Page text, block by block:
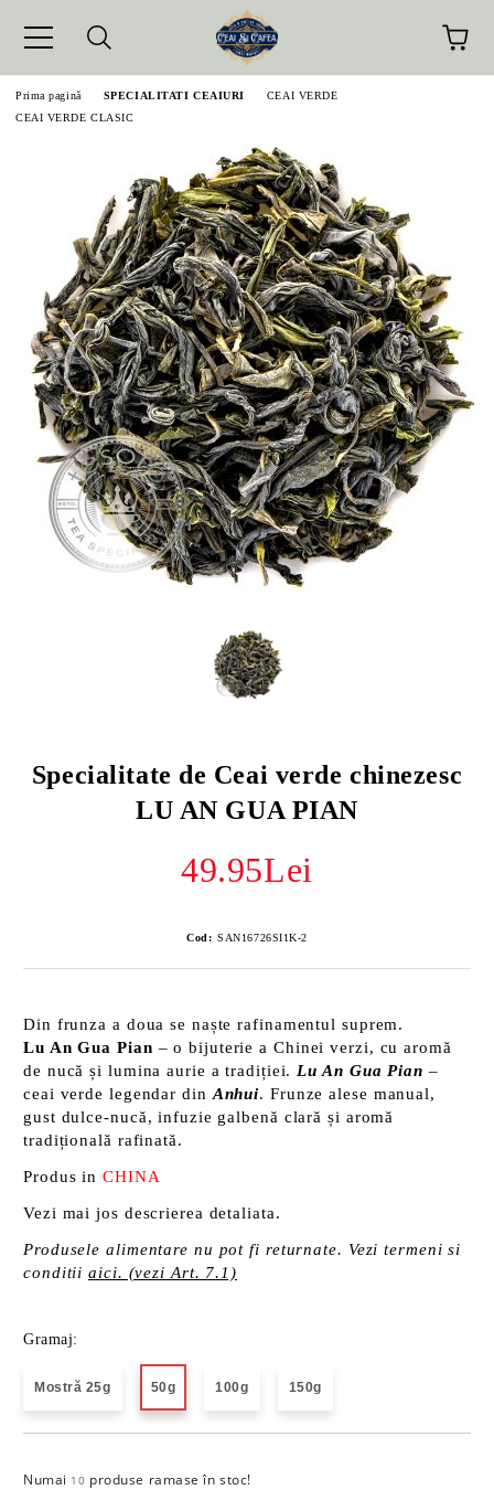
Prima pagină SPECIALITATI CEAIURI
CEAI VERDE
CEAI VERDE CLASIC
Specialitate de Ceai verde chinezesc
LU AN GUA PIAN
49.95Lei
Cod: SAN16726SI1K-2
Din frunza a doua se naște rafinamentul suprem.
Lu An Gua Pian – o bijuterie a Chinei verzi, cu aromă
de nucă și lumina aurie a tradiției. Lu An Gua Pian –
ceai verde legendar din Anhui. Frunze alese manual,
gust dulce-nucă, infuzie galbenă clară și aromă
tradițională rafinată.
Produs in CHINA
Vezi mai jos descrierea detaliata.
Produsele alimentare nu pot fi returnate. Vezi termeni si
conditiiaici. (vezi Art. 7.1)
Gramaj:
Mostră 25g 50g 100g 150g
Numai 10 produse ramase în stoc!